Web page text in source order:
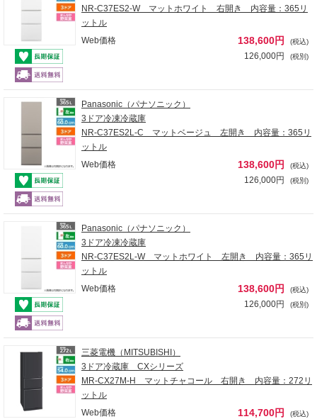
NR-C37ES2-W マットホワイト 右開き 内容量：365リ
ットル
Web価格
138,600円 (税込)
126,000円 (税別)
Panasonic（パナソニック）
3ドア冷凍冷蔵庫
NR-C37ES2L-C マットベージュ 左開き 内容量：365リ
ットル
Web価格
138,600円 (税込)
126,000円 (税別)
Panasonic（パナソニック）
3ドア冷凍冷蔵庫
NR-C37ES2L-W マットホワイト 左開き 内容量：365リ
ットル
Web価格
138,600円 (税込)
126,000円 (税別)
三菱電機（MITSUBISHI）
3ドア冷蔵庫 CXシリーズ
MR-CX27M-H マットチャコール 右開き 内容量：272リ
ットル
Web価格
114,700円 (税込)